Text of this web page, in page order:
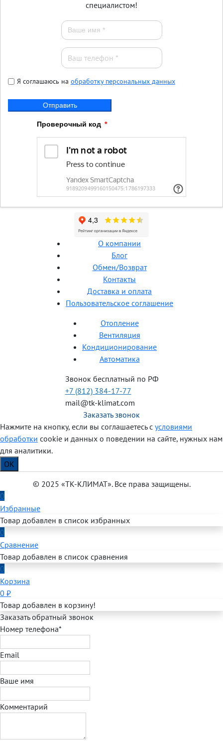
специалистом!
Я соглашаюсь на обработку персональных данных
Отправить
Проверочный код
О компании
Блог
Обмен/Возврат
Контакты
Доставка и оплата
Пользовательское соглашение
Отопление
Вентиляция
Кондиционирование
Автоматика
Звонок бесплатный по РФ
+7 (812) 384-17-77
mail@tk-klimat.com
Заказать звонок
Нажмите на кнопку, если вы соглашаетесь с условиями
обработки cookie и данных о поведении на сайте, нужных нам
для аналитики.
OK
© 2025 «ТК-КЛИМАТ». Все права защищены.
0
Избранные
Товар добавлен в список избранных
0
Сравнение
Товар добавлен в список сравнения
0
Корзина
0 ₽
Товар добавлен в корзину!
Заказать обратный звонок
Номер телефона*
Email
Ваше имя
Комментарий